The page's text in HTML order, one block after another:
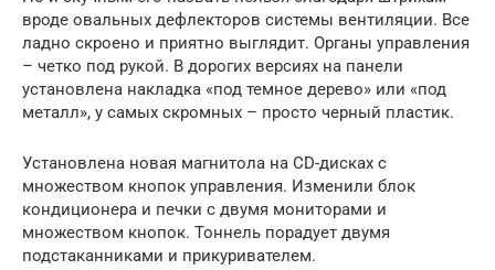
вроде овальных дефлекторов системы вентиляции. Все
ладно скроено и приятно выглядит. Органы управления
– четко под рукой. В дорогих версиях на панели
установлена накладка «под темное дерево» или «под
металл», у самых скромных – просто черный пластик.
Установлена новая магнитола на CD-дисках с
множеством кнопок управления. Изменили блок
кондиционера и печки с двумя мониторами и
множеством кнопок. Тоннель порадует двумя
подстаканниками и прикуривателем.